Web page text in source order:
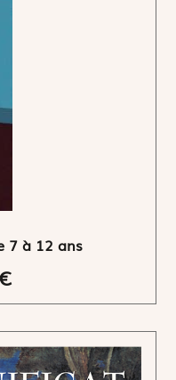
7 à 12 ans